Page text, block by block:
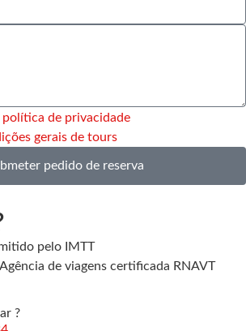
política de privacidade
gerais de tours
pedido de reserva
pelo IMTT
de viagens certificada RNAVT
?